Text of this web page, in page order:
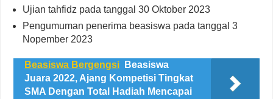
Ujian tahfidz pada tanggal 30 Oktober 2023
Pengumuman penerima beasiswa pada tanggal 3
Nopember 2023
Beasiswa Bergengsi
Beasiswa
Juara 2022, Ajang Kompetisi Tingkat
SMA Dengan Total Hadiah Mencapai